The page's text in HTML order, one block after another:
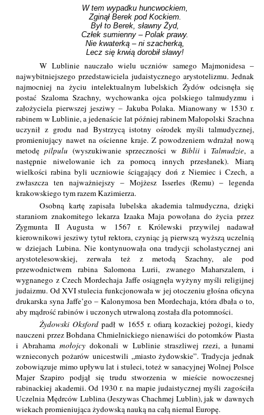
W tem wypadku huncwockiem,
Zginął Berek pod Kockiem.
Był to Berek, sławny Żyd,
Człek sumienny – Polak prawy.
Nie kwaterką – ni szacherką,
Lecz się krwią dorobił sławy!
W Lublinie nauczało wielu uczniów samego Majmonidesa –
najwybitniejszego przedstawiciela judaistycznego arystotelizmu. Jednak
najmocniej na życiu intelektualnym lubelskich Żydów odcisnęła się
postać Szaloma Szachny, wychowanka ojca polskiego talmudyzmu i
założyciela pierwszej jesziwy – Jakuba Polaka. Mianowany w 1530 r.
rabinem w Lublinie, a jedenaście lat później rabinem Małopolski Szachna
uczynił z grodu nad Bystrzycą istotny ośrodek myśli talmudycznej,
promieniujący nawet na ościenne kraje. Z powodzeniem wdrażał nową
metodępilpulu (wyszukiwanie sprzeczności w Bibliii Talmudzie, a
następnie niwelowanie ich za pomocą innych przesłanek). Miarą
wielkości rabina byli uczniowie ściągający doń z Niemiec i Czech, a
zwłaszcza ten najważniejszy – Mojżesz Isserles (Remu) – legenda
krakowskiego tym razem Kazimierza.
Osobną kartę zapisała lubelska akademia talmudyczna, dzięki
staraniom znakomitego lekarza Izaaka Maja powołana do życia przez
Zygmunta II Augusta w 1567 r. Królewski przywilej nadawał
kierownikowi jesziwy tytuł rektora, czyniąc ją pierwszą wyższą uczelnią
w dziejach Lubina. Nie kontynuowała ona tradycji scholastycznej ani
arystotelesowskiej, zerwała też z metodą Szachny, ale pod
przewodnictwem rabina Salomona Lurii, zwanego Maharszalem, i
wygnanego z Czech Mordechaja Jaffe osiągnęła wyżyny myśli religijnej
judaizmu. Od XVI stulecia funkcjonowała w jej otoczeniu głośna oficyna
drukarska syna Jaffe’go – Kalonymosa ben Mordechaja, która dbała o to,
aby mądrość rabinów i uczonych utrwaloną została dla potomności.
Żydowski Oksford padł w 1655 r. ofiarą kozackiej pożogi, kiedy
nauczeni przez Bohdana Chmielnickiego nienawiści do potomków Piasta
i Abrahamamołojcy dokonali w Lublinie straszliwej rzezi, a łunami
wznieconych pożarów unicestwili „miasto żydowskie”. Tradycja jednak
zobowiązuje mimo upływu lat i stuleci, toteż w sanacyjnej Wolnej Polsce
Majer Szapiro podjął się trudu stworzenia w mieście nowoczesnej
rabinackiej akademii. Od 1930 r. na mapie judaistycznej myśli zagościła
Uczelnia Mędrców Lublina (Jeszywas Chachmej Lublin), jak w dawnych
wiekach promieniująca żydowską nauką na całą niemal Europę.